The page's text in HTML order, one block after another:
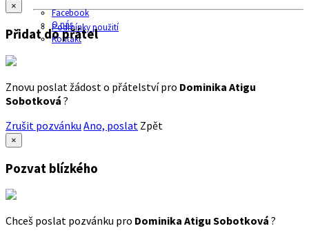
Facebook
O nás
Podmínky použití
Kontakt
×
Přidat do přátel
Znovu poslat žádost o přátelství pro Dominika Atigu
Sobotková ?
Zrušit pozvánku Ano, poslat Zpět
×
Pozvat blízkého
Chceš poslat pozvánku pro Dominika Atigu Sobotková ?